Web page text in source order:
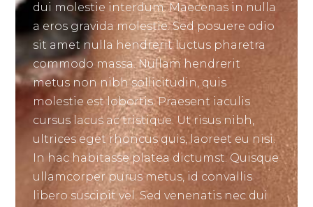
dui molestie interdum. Maecenas in nulla
a eros gravida molestie. Sed posuere odio
sit amet nulla hendrerit luctus pharetra
commodo massa. Nullam hendrerit
metus non nibh sollicitudin, quis
molestie est lobortis. Praesent iaculis
cursus lacus ac tristique. Ut risus nibh,
ultrices eget rhoncus quis, laoreet eu nisi.
In hac habitasse platea dictumst. Quisque
ullamcorper purus metus, id convallis
libero suscipit vel. Sed venenatis nec dui